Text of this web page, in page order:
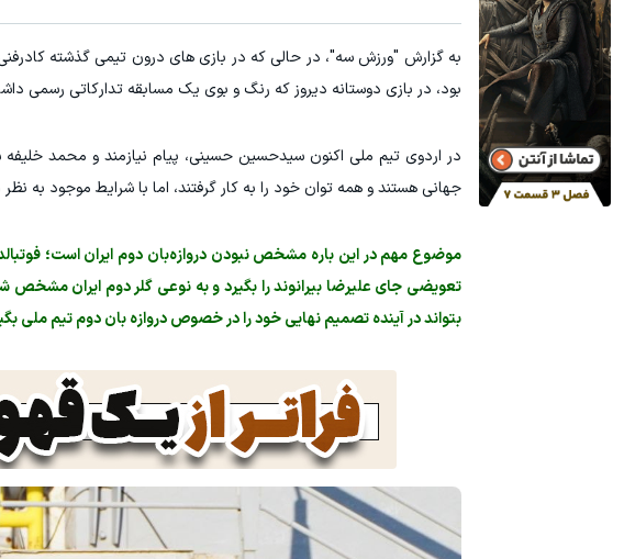
به گزارش "ورزش سه"، در حالی که در بازی های درون تیمی گذشته
بود، در بازی دوستانه دیروز که رنگ و بوی یک مسابقه تدارکاتی رسمی
در اردوی تیم ملی اکنون سیدحسین حسینی، پیام نیازمند و محمد
جهانی هستند و همه توان خود را به کار گرفتند، اما با شرایط موجود به
موضوع مهم در این باره مشخص نبودن دروازه‌بان دوم ایران است؛
تعویضی جای علیرضا بیرانوند را بگیرد و به نوعی گلر دوم ایران مشخص
بتواند در آینده تصمیم نهایی خود را در خصوص دروازه بان دوم تیم ملی
جای این پک تقویت موی جلبک توی حمومت خالیه!45%تخفیف
خرید محصول کلیک